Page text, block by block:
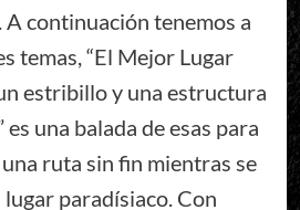
continuación tenemos a
temas, “El Mejor Lugar
estribillo y una estructura
es una balada de esas para
ruta sin fin mientras se
paradísiaco. Con